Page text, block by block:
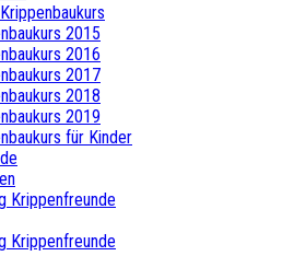
2015
2016
2017
2018
2019
für Kinder
Krippenfreunde
Krippenfreunde